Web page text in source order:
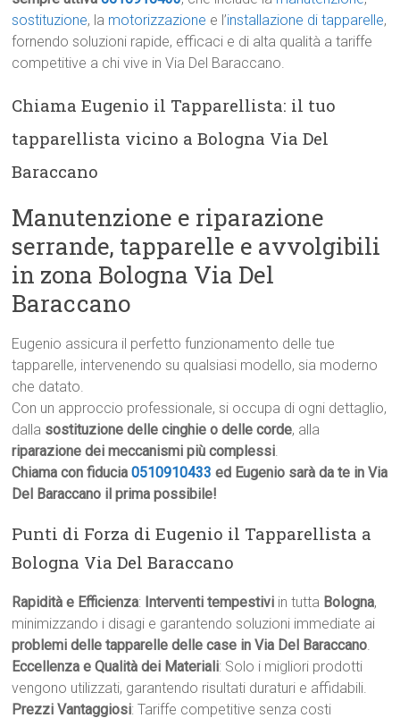
sostituzione, la motorizzazione e l’installazione di tapparelle,
fornendo soluzioni rapide, efficaci e di alta qualità a tariffe
competitive a chi vive in Via Del Baraccano.
Chiama Eugenio il Tapparellista: il tuo
tapparellista vicino a Bologna Via Del
Baraccano
Manutenzione e riparazione
serrande, tapparelle e avvolgibili
in zona Bologna Via Del
Baraccano
Eugenio assicura il perfetto funzionamento delle tue
tapparelle, intervenendo su qualsiasi modello, sia moderno
che datato.
Con un approccio professionale, si occupa di ogni dettaglio,
dalla sostituzione delle cinghie o delle corde, alla
riparazione dei meccanismi più complessi.
Chiama con fiducia0510910433 ed Eugenio sarà da te in Via
Del Baraccano il prima possibile!
Punti di Forza di Eugenio il Tapparellista a
Bologna Via Del Baraccano
Rapidità e Efficienza: Interventi tempestivi in tutta Bologna,
minimizzando i disagi e garantendo soluzioni immediate ai
problemi delle tapparelle delle case in Via Del Baraccano.
Eccellenza e Qualità dei Materiali: Solo i migliori prodotti
vengono utilizzati, garantendo risultati duraturi e affidabili.
Prezzi Vantaggiosi: Tariffe competitive senza costi